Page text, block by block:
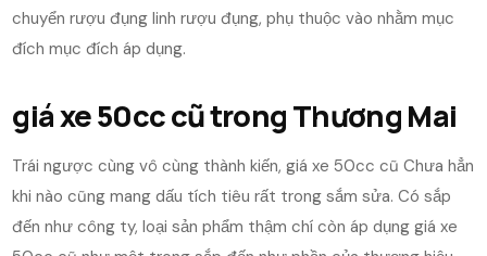
chuyển rượu đụng linh rượu đụng, phụ thuộc vào nhằm mục
đích mục đích áp dụng.
giá xe 50cc cũ trong Thương Mai
Trái ngược cùng vô cùng thành kiến, giá xe 50cc cũ Chưa hẳn
khi nào cũng mang dấu tích tiêu rất trong sắm sửa. Có sắp
đến như công ty, loại sản phẩm thậm chí còn áp dụng giá xe